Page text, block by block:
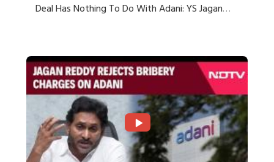
Deal Has Nothing To Do With Adani: YS Jagan